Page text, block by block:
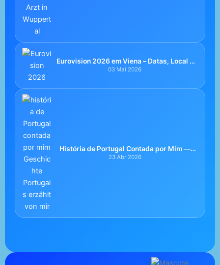
Eurovision 2026 em Viena – Datas, Local e
Participação de Portugal
03 Mai 2026
História de Portugal Contada por Mim —
Uma Viagem Leve e Verdadeira
23 Abr 2026